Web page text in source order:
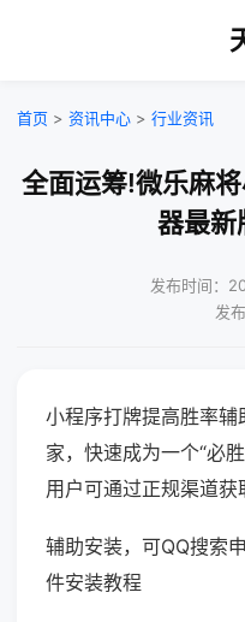
首页 > 资讯中心 > 行业资讯
全面运筹!微乐麻
器最新
发布时间：
发
小程序打牌提高胜率
家，快速成为一个“必
用户可通过正规渠道获
辅助安装，可QQ搜索
件安装教程